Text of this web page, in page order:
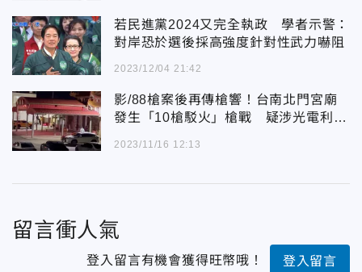
若民進黨2024又完全執政 學者示警：
對岸恐於選後採高強度針對性武力嚇阻
2023/12/04 21:42
影/88槍案後再傳槍響！台南北門宮廟
發生「10槍駁火」槍戰 疑涉光電利益
2023/11/16 12:13
留言衝人氣
登入留言有機會獲得旺幣哦！ 登入留言